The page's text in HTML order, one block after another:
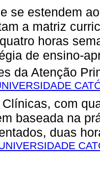
se estendem
a matriz
horas
de ensino-
da Atenção
com
baseada na
duas